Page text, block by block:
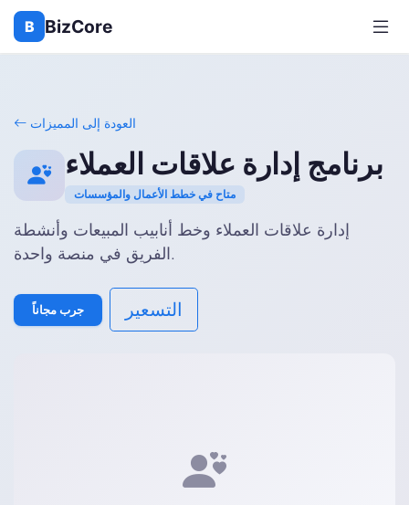
B BizCore
العودة إلى المميزات
برنامج إدارة علاقات العملاء
متاح في خطط الأعمال والمؤسسات
إدارة علاقات العملاء وخط أنابيب المبيعات وأنشطة
الفريق في منصة واحدة.
جرب مجاناً التسعير